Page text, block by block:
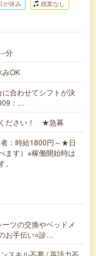
が休み 残業なし
分
OK
合わせてシフトが決
：…
ください！ ★急募
：時給1800円～★日
ます）※稼働開始時は
ツの交換やベッドメ
お手伝い○診…
スキル不要 / 英語力不